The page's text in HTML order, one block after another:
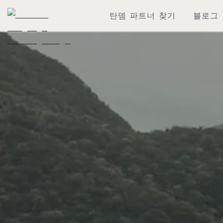
탄뎀 파트너 찾기 블로그